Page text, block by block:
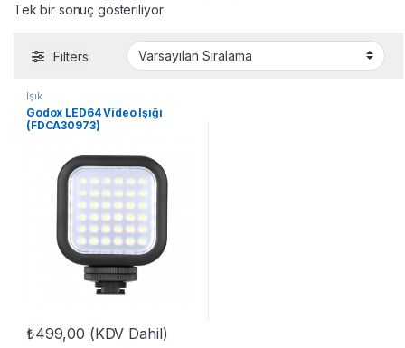
Tek bir sonuç gösteriliyor
Filters
Işık
Godox LED64 Video Işığı
(FDCA30973)
₺499,00 (KDV Dahil)